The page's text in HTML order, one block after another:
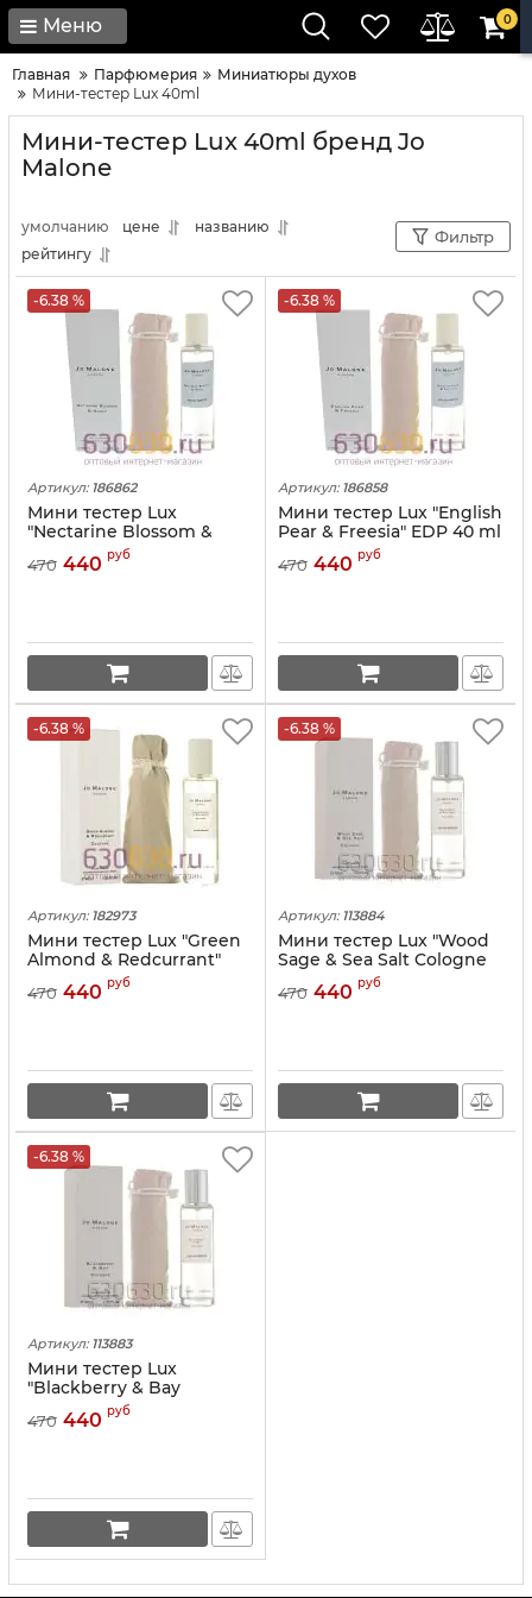
Меню 0
Главная Парфюмерия
Миниатюры духов
Мини-тестер Lux 40ml
Мини-тестер Lux 40ml бренд Jo
Malone
умолчанию цене
названию
рейтингу
Фильтр
-6.38 %
Артикул: 186862
Мини тестер Lux
"Nectarine Blossom &
Honey" EDP 40 ml
470 440 руб
-6.38 %
Артикул: 186858
Мини тестер Lux "English
Pear & Freesia" EDP 40 ml
470 440 руб
-6.38 %
Артикул: 182973
Мини тестер Lux "Green
Almond & Redcurrant"
edp 40 ml
470 440 руб
-6.38 %
Артикул: 113884
Мини тестер Lux "Wood
Sage & Sea Salt Cologne
edp" 40 ml
470 440 руб
-6.38 %
Артикул: 113883
Мини тестер Lux
"Blackberry & Bay
Cologne edp" 40 ml
470 440 руб